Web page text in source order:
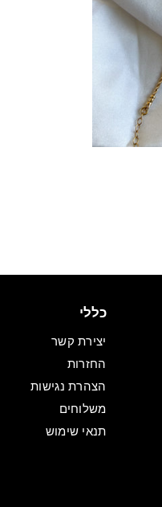
כללי
יצירת קשר
החזרות
הצהרת נגישות
משלוחים
תנאי שימוש